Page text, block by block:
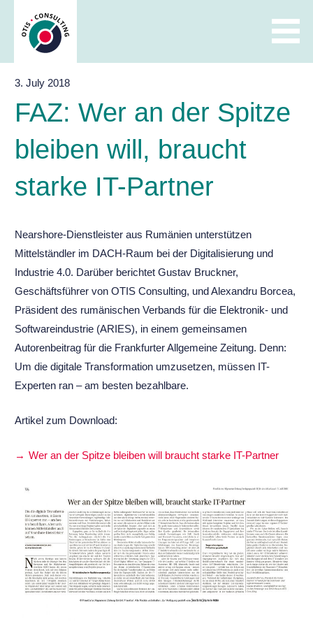
content
3. July 2018
FAZ: Wer an der Spitze
bleiben will, braucht
starke IT-Partner
Nearshore-Dienstleister aus Rumänien unterstützen
Mittelständler im DACH-Raum bei der Digitalisierung und
Industrie 4.0. Darüber berichtet Gustav Bruckner,
Geschäftsführer von OTIS Consulting, und Alexandru Borcea,
Präsident des rumänischen Verbands für die Elektronik- und
Softwareindustrie (ARIES), in einem gemeinsamen
Autorenbeitrag für die Frankfurter Allgemeine Zeitung. Denn:
Um die digitale Transformation umzusetzen, müssen IT-
Experten ran – am besten bezahlbare.
Artikel zum Download:
Wer an der Spitze bleiben will braucht starke IT-Partner